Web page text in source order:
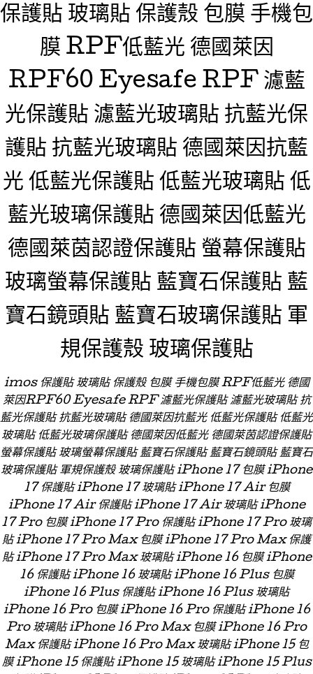
保護貼 玻璃貼 保護殼 包膜 手機包
膜 RPF低藍光 德國萊因
RPF60 Eyesafe RPF 濾藍
光保護貼 濾藍光玻璃貼 抗藍光保
護貼 抗藍光玻璃貼 德國萊因抗藍
光 低藍光保護貼 低藍光玻璃貼 低
藍光玻璃保護貼 德國萊因低藍光
德國萊茵認證保護貼 螢幕保護貼
玻璃螢幕保護貼 藍寶石保護貼 藍
寶石鏡頭貼 藍寶石玻璃保護貼 軍
規保護殼 玻璃保護貼
imos 保護貼 玻璃貼 保護殼 包膜 手機包膜 RPF低藍光 德國
萊因RPF60 Eyesafe RPF 濾藍光保護貼 濾藍光玻璃貼 抗
藍光保護貼 抗藍光玻璃貼 德國萊因抗藍光 低藍光保護貼 低藍光
玻璃貼 低藍光玻璃保護貼 德國萊因低藍光 德國萊茵認證保護貼
螢幕保護貼 玻璃螢幕保護貼 藍寶石保護貼 藍寶石鏡頭貼 藍寶石
玻璃保護貼 軍規保護殼 玻璃保護貼 iPhone 17 包膜 iPhone
17 保護貼 iPhone 17 玻璃貼 iPhone 17 Air 包膜
iPhone 17 Air 保護貼 iPhone 17 Air 玻璃貼 iPhone
17 Pro 包膜 iPhone 17 Pro 保護貼 iPhone 17 Pro 玻璃
貼 iPhone 17 Pro Max 包膜 iPhone 17 Pro Max 保護
貼 iPhone 17 Pro Max 玻璃貼 iPhone 16 包膜 iPhone
16 保護貼 iPhone 16 玻璃貼 iPhone 16 Plus 包膜
iPhone 16 Plus 保護貼 iPhone 16 Plus 玻璃貼
iPhone 16 Pro 包膜 iPhone 16 Pro 保護貼 iPhone 16
Pro 玻璃貼 iPhone 16 Pro Max 包膜 iPhone 16 Pro
Max 保護貼 iPhone 16 Pro Max 玻璃貼 iPhone 15 包
膜 iPhone 15 保護貼 iPhone 15 玻璃貼 iPhone 15 Plus